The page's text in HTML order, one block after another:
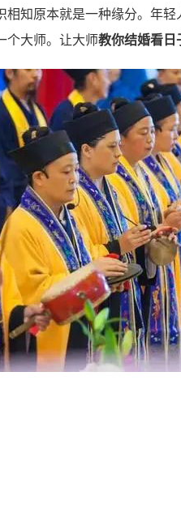
知原本就是一种缘分。年轻
个大师。让大师教你结婚看日